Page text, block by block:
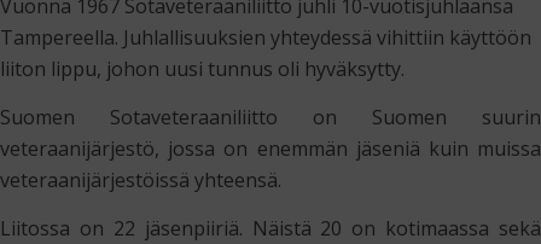
Vuonna 1967 Sotaveteraaniliitto juhli 10-vuotisjuhlaansa
Tampereella. Juhlallisuuksien yhteydessä vihittiin käyttöön
liiton lippu, johon uusi tunnus oli hyväksytty.
Suomen Sotaveteraaniliitto on Suomen suurin
veteraanijärjestö, jossa on enemmän jäseniä kuin muissa
veteraanijärjestöissä yhteensä.
Liitossa on 22 jäsenpiiriä. Näistä 20 on kotimaassa sekä